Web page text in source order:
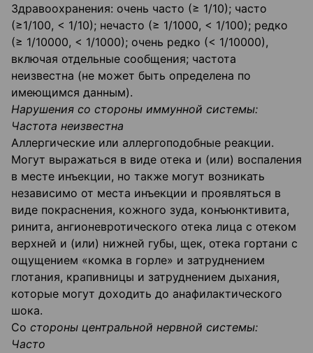
Здравоохранения: очень часто (≥ 1/10); часто
(≥1/100, < 1/10); нечасто (≥ 1/1000, < 1/100); редко
(≥ 1/10000, < 1/1000); очень редко (< 1/10000),
включая отдельные сообщения; частота
неизвестна (не может быть определена по
имеющимся данным).
Нарушения со стороны иммунной системы:
Частота неизвестна
Аллергические или аллергоподобные реакции.
Могут выражаться в виде отека и (или) воспаления
в месте инъекции, но также могут возникать
независимо от места инъекции и проявляться в
виде покраснения, кожного зуда, конъюнктивита,
ринита, ангионевротического отека лица с отеком
верхней и (или) нижней губы, щек, отека гортани с
ощущением «комка в горле» и затруднением
глотания, крапивницы и затруднением дыхания,
которые могут доходить до анафилактического
шока.
Со стороны центральной нервной системы:
Часто